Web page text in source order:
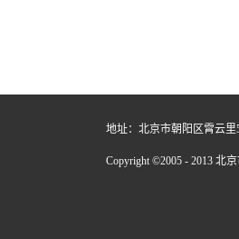
地址：北京市朝阳区霄云里
Copyright ©2005 - 2013 北